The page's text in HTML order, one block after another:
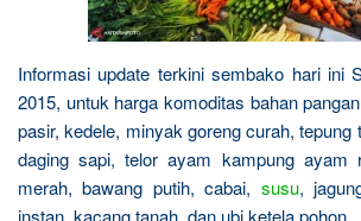
Informasi update terkini sembako hari ini
2015, untuk harga komoditas bahan
pasir, kedele, minyak goreng curah, tepung
daging sapi, telor ayam kampung ayam
merah, bawang putih, cabai, susu,
instan, kacang tanah, dan ubi ketela pohon.